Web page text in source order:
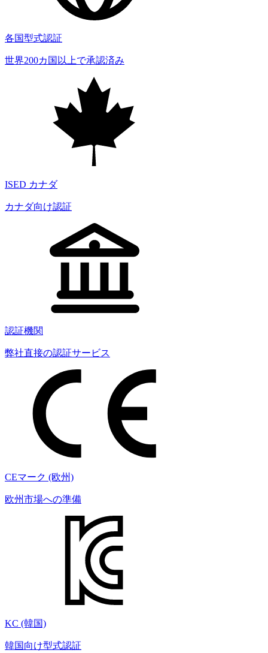
各国型式認証
世界200カ国以上で承認済み
ISED カナダ
カナダ向け認証
認証機関
弊社直接の認証サービス
CEマーク (欧州)
欧州市場への準備
KC (韓国)
韓国向け型式認証